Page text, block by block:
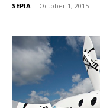
SEPIA - October 1, 2015